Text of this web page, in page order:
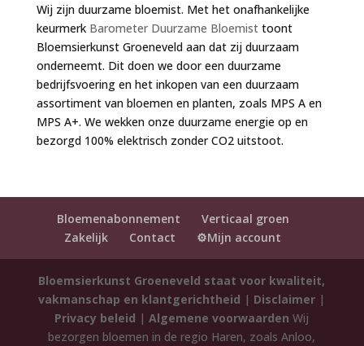
Wij zijn duurzame bloemist. Met het onafhankelijke
keurmerk Barometer Duurzame Bloemisttoont
Bloemsierkunst Groeneveld aan dat zij duurzaam
onderneemt. Dit doen we door een duurzame
bedrijfsvoering en het inkopen van een duurzaam
assortiment van bloemen en planten, zoals MPS A en
MPS A+. We wekken onze duurzame energie op en
bezorgd 100% elektrisch zonder CO2 uitstoot.
Bloemenabonnement
Verticaal groen
Zakelijk
Contact ⚙️Mijn account
Bloemsierkunst Groeneveld staat voor kwaliteit,
vakmanschap en klantgerichtheid | Disclaimer |
Privacy beleid |Algemene voorwaarden Wij
bezorgen bloemen in de regio Haren, zoals Anloo,